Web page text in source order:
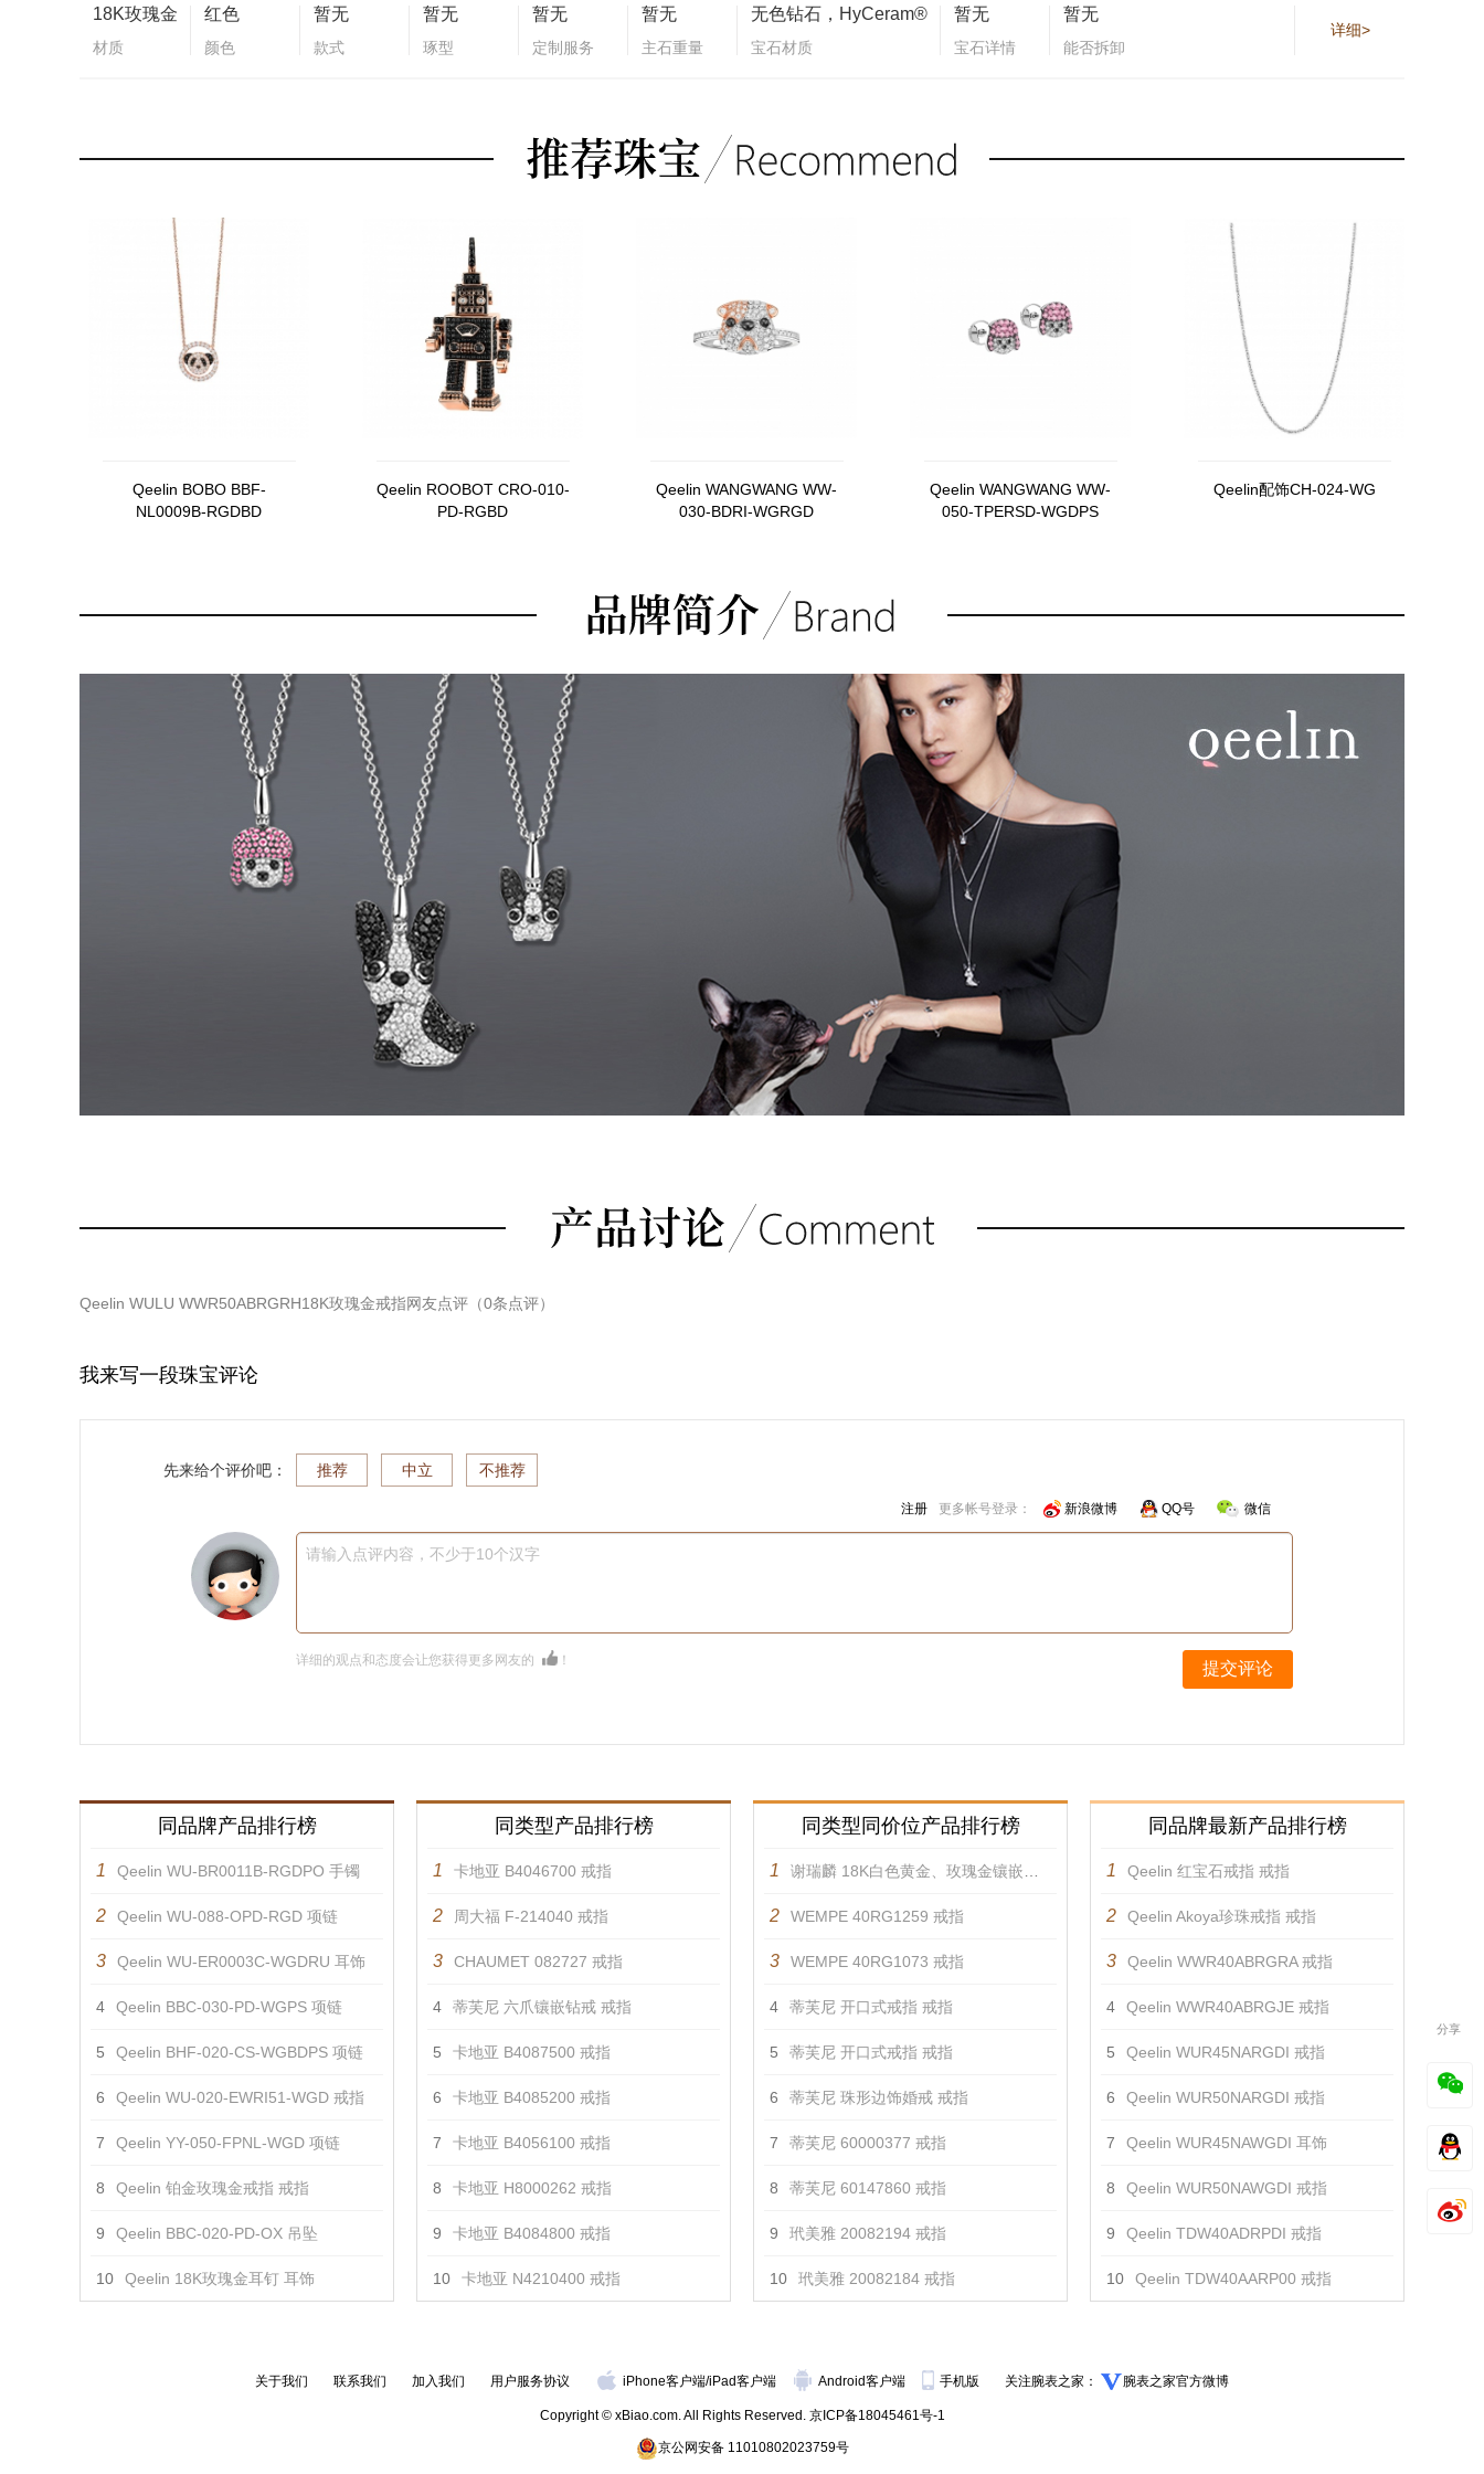
18K玫瑰金
材质
红色
颜色
暂无
款式
暂无
琢型
暂无
定制服务
暂无
主石重量
无色钻石，HyCeram®
宝石材质
暂无
宝石详情
暂无
能否拆卸
详细>
Qeelin BOBO BBF-
NL0009B-RGDBD
Qeelin ROOBOT CRO-010-
PD-RGBD
Qeelin WANGWANG WW-
030-BDRI-WGRGD
Qeelin WANGWANG WW-
050-TPERSD-WGDPS
Qeelin配饰CH-024-WG
Qeelin WULU WWR50ABRGRH18K玫瑰金戒指网友点评（0条点评）
我来写一段珠宝评论
先来给个评价吧： 推荐 中立 不推荐
注册 更多帐号登录： 新浪微博 QQ号 微信
请输入点评内容，不少于10个汉字
详细的观点和态度会让您获得更多网友的 ！ 提交评论
同品牌产品排行榜
1 Qeelin WU-BR0011B-RGDPO 手镯
2 Qeelin WU-088-OPD-RGD 项链
3 Qeelin WU-ER0003C-WGDRU 耳饰
4 Qeelin BBC-030-PD-WGPS 项链
5 Qeelin BHF-020-CS-WGBDPS 项链
6 Qeelin WU-020-EWRI51-WGD 戒指
7 Qeelin YY-050-FPNL-WGD 项链
8 Qeelin 铂金玫瑰金戒指 戒指
9 Qeelin BBC-020-PD-OX 吊坠
10 Qeelin 18K玫瑰金耳钉 耳饰
同类型产品排行榜
1 卡地亚 B4046700 戒指
2 周大福 F-214040 戒指
3 CHAUMET 082727 戒指
4 蒂芙尼 六爪镶嵌钻戒 戒指
5 卡地亚 B4087500 戒指
6 卡地亚 B4085200 戒指
7 卡地亚 B4056100 戒指
8 卡地亚 H8000262 戒指
9 卡地亚 B4084800 戒指
10 卡地亚 N4210400 戒指
同类型同价位产品排行榜
1 谢瑞麟 18K白色黄金、玫瑰金镶嵌钻石戒指 戒指
2 WEMPE 40RG1259 戒指
3 WEMPE 40RG1073 戒指
4 蒂芙尼 开口式戒指 戒指
5 蒂芙尼 开口式戒指 戒指
6 蒂芙尼 珠形边饰婚戒 戒指
7 蒂芙尼 60000377 戒指
8 蒂芙尼 60147860 戒指
9 玳美雅 20082194 戒指
10 玳美雅 20082184 戒指
同品牌最新产品排行榜
1 Qeelin 红宝石戒指 戒指
2 Qeelin Akoya珍珠戒指 戒指
3 Qeelin WWR40ABRGRA 戒指
4 Qeelin WWR40ABRGJE 戒指
5 Qeelin WUR45NARGDI 戒指
6 Qeelin WUR50NARGDI 戒指
7 Qeelin WUR45NAWGDI 耳饰
8 Qeelin WUR50NAWGDI 戒指
9 Qeelin TDW40ADRPDI 戒指
10 Qeelin TDW40AARP00 戒指
关于我们 联系我们 加入我们 用户服务协议 iPhone客户端/iPad客户端 Android客户端 手机版 关注腕表之家： 腕表之家官方微博
Copyright © xBiao.com. All Rights Reserved. 京ICP备18045461号-1
京公网安备 11010802023759号
分享